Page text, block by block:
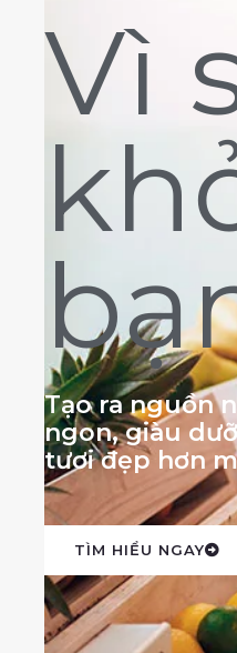
Vì
Tạo ra nguồn
ngon, giàu
tươi đẹp hơn
TÌM HIỂU NGAY